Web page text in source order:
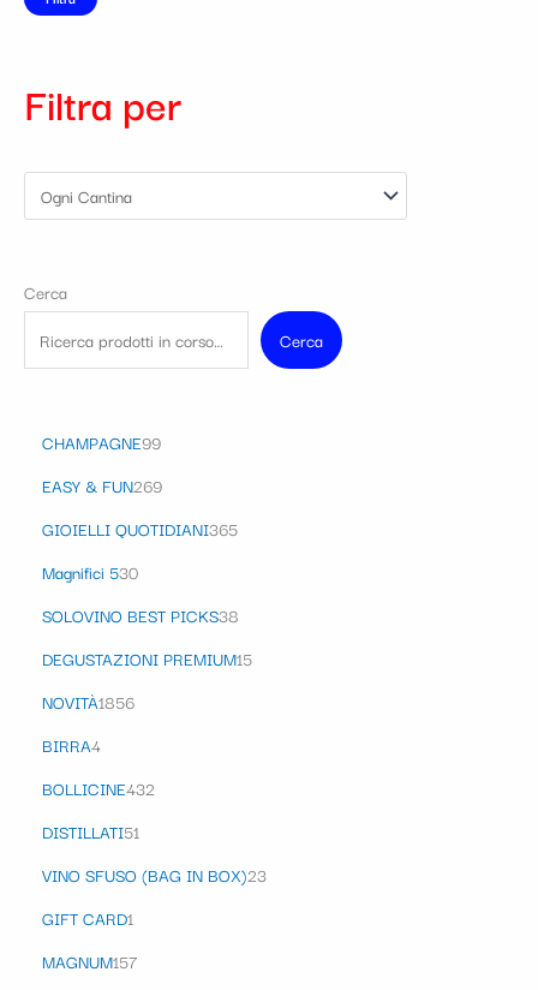
Filtra per
Cerca
Cerca
CHAMPAGNE99
EASY & FUN269
GIOIELLI QUOTIDIANI365
Magnifici 530
SOLOVINO BEST PICKS38
DEGUSTAZIONI PREMIUM15
NOVITÀ1856
BIRRA4
BOLLICINE432
DISTILLATI51
VINO SFUSO (BAG IN BOX)23
GIFT CARD1
MAGNUM157